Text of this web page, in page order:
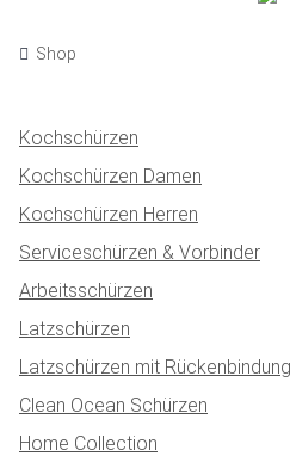
Shop
Kochschürzen
Kochschürzen Damen
Kochschürzen Herren
Serviceschürzen & Vorbinder
Arbeitsschürzen
Latzschürzen
Latzschürzen mit Rückenbindung
Clean Ocean Schürzen
Home Collection